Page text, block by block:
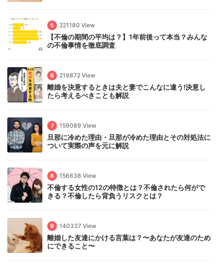
5 221180 View
【不倫の期間の平均は？】1年前後って本当？みんな
の不倫事情を徹底調査
6 219872 View
離婚を決意するときは夫と妻でこんなに違う!決意し
たら考えるべきことも解説
7 159089 View
旦那に冷めた理由・旦那が冷めた理由とその対処法に
ついて実際の声を元に解説
8 156638 View
不倫する女性の12の特徴とは？不倫されたら何がで
きる？不倫したら背負うリスクとは？
9 140337 View
離婚した友達にかける言葉は？〜あなたが友達のため
にできること〜